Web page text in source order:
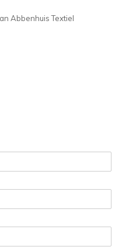
Abbenhuis Textiel